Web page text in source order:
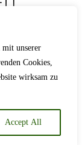
mit unserer
Cookies,
wirksam zu
Accept All